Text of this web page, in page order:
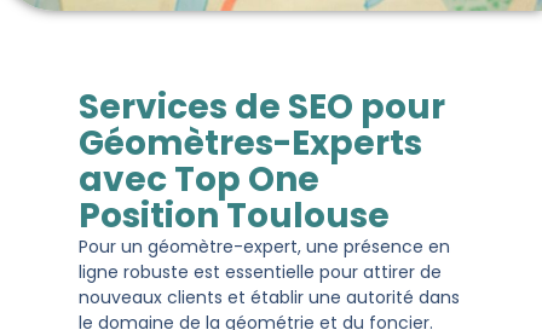
Services de SEO pour
Géomètres-Experts
avec Top One
Position Toulouse
Pour un géomètre-expert, une présence en
ligne robuste est essentielle pour attirer de
nouveaux clients et établir une autorité dans
le domaine de la géométrie et du foncier.